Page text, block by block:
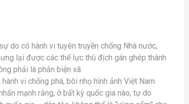
do có hành vi tuyên truyền chống Nhà nước,
lại được các thế lực thù địch gán ghép thành
phải là phản biện xã
vi chống phá, bôi nhọ hình ảnh Việt Nam
mạnh rằng, ở bất kỳ quốc gia nào, tự do